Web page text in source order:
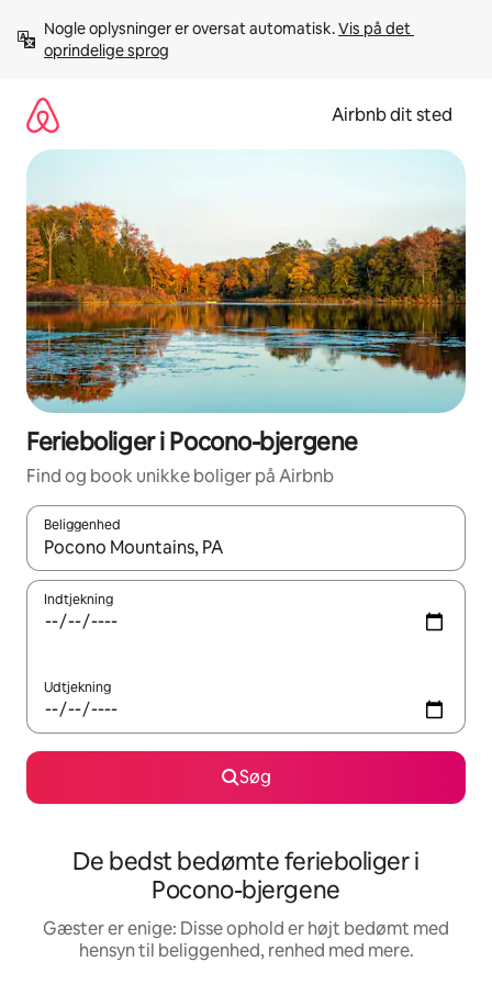
videre
Nogle oplysninger er oversat automatisk. Vis på det
oprindelige sprog
Airbnb dit sted
Ferieboliger i Pocono-bjergene
Find og book unikke boliger på Airbnb
Beliggenhed
Når resultaterne er tilgængelige, skal du navigere med
Indtjekning
Udtjekning
Søg
De bedst bedømte ferieboliger i
Pocono-bjergene
Gæster er enige: Disse ophold er højt bedømt med
hensyn til beliggenhed, renhed med mere.